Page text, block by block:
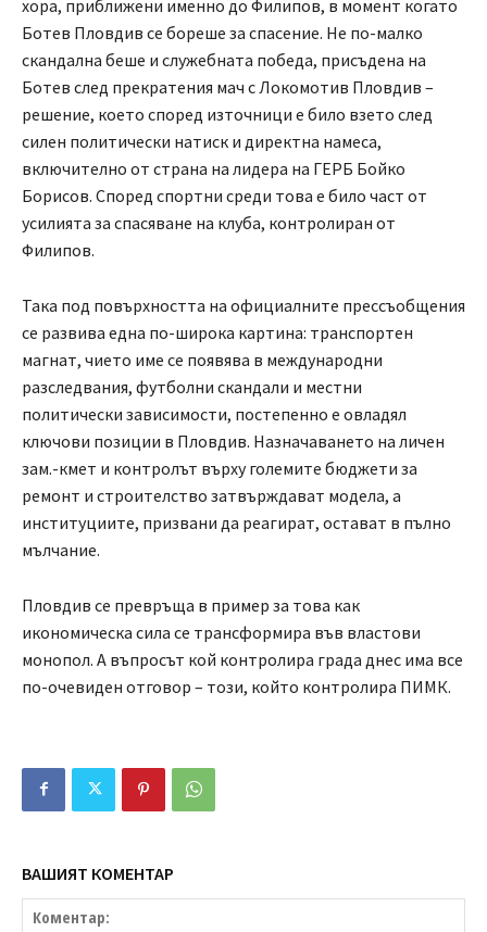
хора, приближени именно до Филипов, в момент когато
Ботев Пловдив се бореше за спасение. Не по-малко
скандална беше и служебната победа, присъдена на
Ботев след прекратения мач с Локомотив Пловдив –
решение, което според източници е било взето след
силен политически натиск и директна намеса,
включително от страна на лидера на ГЕРБ Бойко
Борисов. Според спортни среди това е било част от
усилията за спасяване на клуба, контролиран от
Филипов.
Така под повърхността на официалните прессъобщения
се развива една по-широка картина: транспортен
магнат, чието име се появява в международни
разследвания, футболни скандали и местни
политически зависимости, постепенно е овладял
ключови позиции в Пловдив. Назначаването на личен
зам.-кмет и контролът върху големите бюджети за
ремонт и строителство затвърждават модела, а
институциите, призвани да реагират, остават в пълно
мълчание.
Пловдив се превръща в пример за това как
икономическа сила се трансформира във властови
монопол. А въпросът кой контролира града днес има все
по-очевиден отговор – този, който контролира ПИМК.
ВАШИЯТ КОМЕНТАР